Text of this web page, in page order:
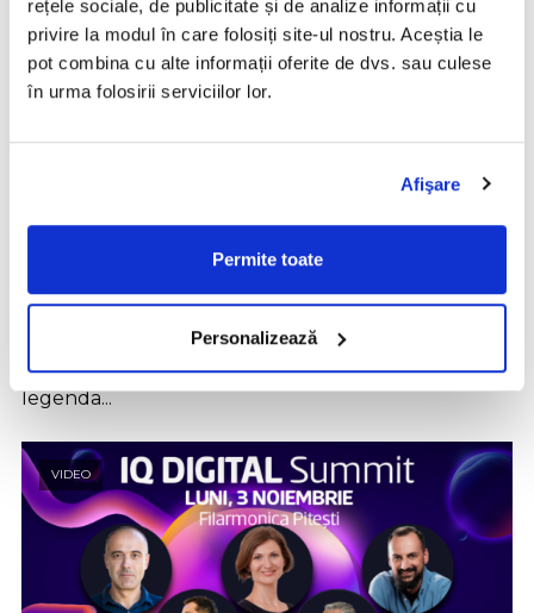
rețele sociale, de publicitate și de analize informații cu
privire la modul în care folosiți site-ul nostru. Aceștia le
pot combina cu alte informații oferite de dvs. sau culese
în urma folosirii serviciilor lor.
Afişare
Permite toate
Personalizează
Produsele viitorului “Made in Argeș”, cu
De ce schimbări au nevoie două business-uri locale
pentru a rămâne relevante în producția globală?
Orașul Curtea de Argeș e cunoscut pentru
legenda...
VIDEO